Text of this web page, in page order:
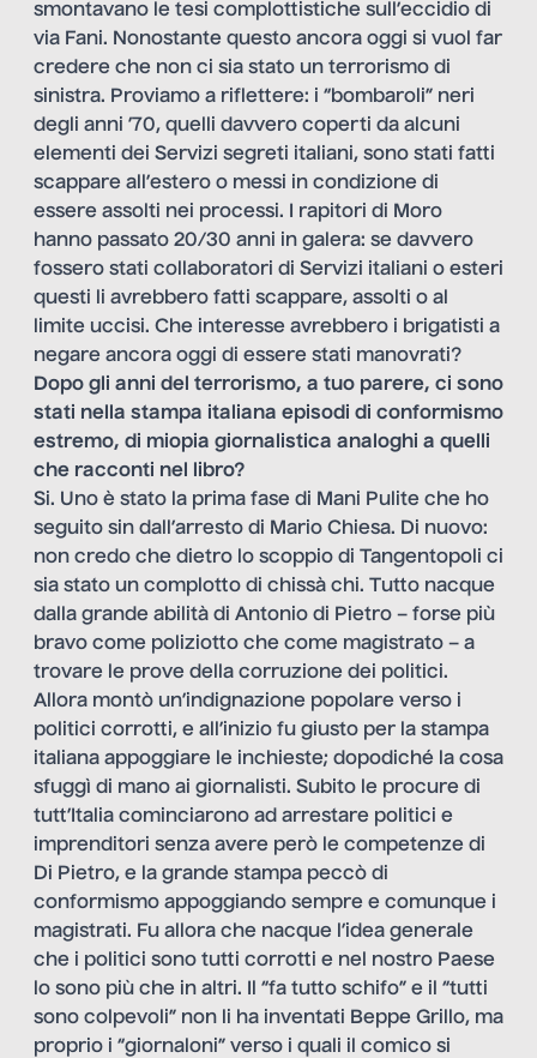
smontavano le tesi complottistiche sull’eccidio di
via Fani. Nonostante questo ancora oggi si vuol far
credere che non ci sia stato un terrorismo di
sinistra. Proviamo a riflettere: i “bombaroli” neri
degli anni ’70, quelli davvero coperti da alcuni
elementi dei Servizi segreti italiani, sono stati fatti
scappare all’estero o messi in condizione di
essere assolti nei processi. I rapitori di Moro
hanno passato 20/30 anni in galera: se davvero
fossero stati collaboratori di Servizi italiani o esteri
questi li avrebbero fatti scappare, assolti o al
limite uccisi. Che interesse avrebbero i brigatisti a
negare ancora oggi di essere stati manovrati?
Dopo gli anni del terrorismo, a tuo parere, ci sono
stati nella stampa italiana episodi di conformismo
estremo, di miopia giornalistica analoghi a quelli
che racconti nel libro?
Si. Uno è stato la prima fase di Mani Pulite che ho
seguito sin dall’arresto di Mario Chiesa. Di nuovo:
non credo che dietro lo scoppio di Tangentopoli ci
sia stato un complotto di chissà chi. Tutto nacque
dalla grande abilità di Antonio di Pietro – forse più
bravo come poliziotto che come magistrato – a
trovare le prove della corruzione dei politici.
Allora montò un’indignazione popolare verso i
politici corrotti, e all’inizio fu giusto per la stampa
italiana appoggiare le inchieste; dopodiché la cosa
sfuggì di mano ai giornalisti. Subito le procure di
tutt’Italia cominciarono ad arrestare politici e
imprenditori senza avere però le competenze di
Di Pietro, e la grande stampa peccò di
conformismo appoggiando sempre e comunque i
magistrati. Fu allora che nacque l’idea generale
che i politici sono tutti corrotti e nel nostro Paese
lo sono più che in altri. Il “fa tutto schifo” e il “tutti
sono colpevoli” non li ha inventati Beppe Grillo, ma
proprio i “giornaloni” verso i quali il comico si